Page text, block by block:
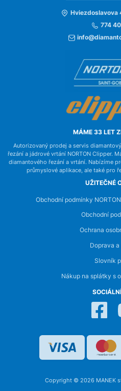
Hviezdoslavova
774
MÁME 33 LET
Autorizovaný prodej a servis
řezání a jádrové vrtání NORTON Clipper.
diamantového řezání a vrtání. Nabízíme
průmyslové aplikace, ale také pro
UŽITEČNÉ
Obchodní podmínky
Obchodní
Ochrana
Doprava a
Slovník
Nákup na splátky s
Copyright © 2026 MANEK